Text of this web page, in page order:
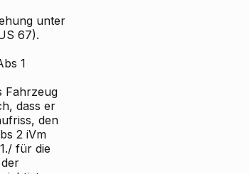
unter
67).
1
Fahrzeug
dass er
den
2 iVm
für die